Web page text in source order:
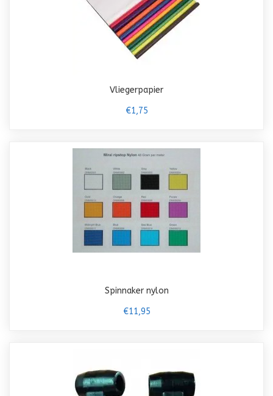
Vliegerpapier
€1,75
Spinnaker nylon
€11,95